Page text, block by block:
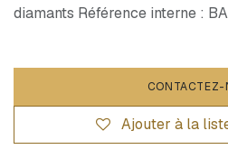
diamants Référence interne :
CONTACTEZ-
Ajouter à la